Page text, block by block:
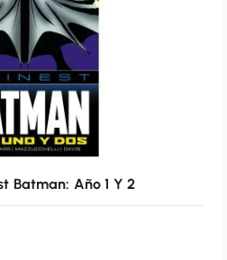
Batman: Año 1 Y 2